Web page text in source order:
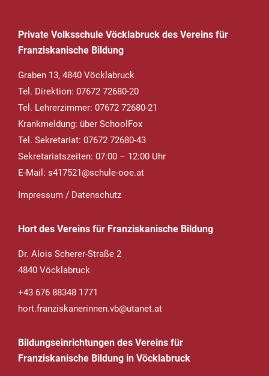
Private Volksschule Vöcklabruck des Vereins für
Franziskanische Bildung
Graben 13, 4840 Vöcklabruck
Tel. Direktion: 07672 72680-20
Tel. Lehrerzimmer: 07672 72680-21
Krankmeldung: über SchoolFox
Tel. Sekretariat: 07672 72680-43
Sekretariatszeiten: 07:00 – 12:00 Uhr
E-Mail: s417521@schule-ooe.at
Impressum / Datenschutz
Hort des Vereins für Franziskanische Bildung
Dr. Alois Scherer-Straße 2
4840 Vöcklabruck
+43 676 88348 1771
hort.franziskanerinnen.vb@utanet.at
Bildungseinrichtungen des Vereins für
Franziskanische Bildung in Vöcklabruck